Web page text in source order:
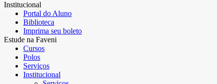
Institucional
Portal do Aluno
Biblioteca
Imprima seu boleto
Estude na Faveni
Cursos
Polos
Serviços
Institucional